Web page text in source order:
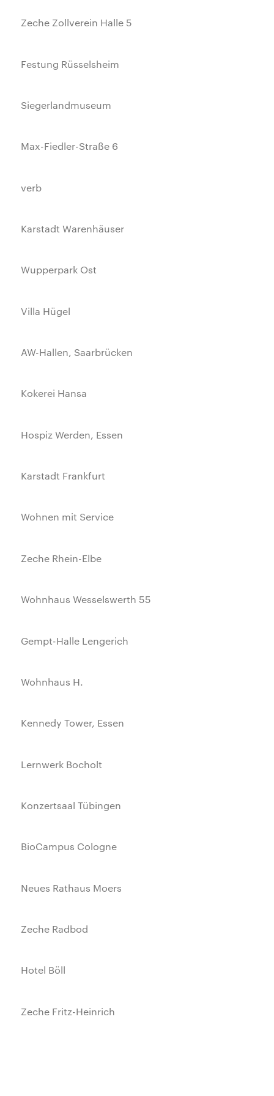
Zeche Zollverein Halle 5
Festung Rüsselsheim
Siegerlandmuseum
Max-Fiedler-Straße 6
verb
Karstadt Warenhäuser
Wupperpark Ost
Villa Hügel
AW-Hallen, Saarbrücken
Kokerei Hansa
Hospiz Werden, Essen
Karstadt Frankfurt
Wohnen mit Service
Zeche Rhein-Elbe
Wohnhaus Wesselswerth 55
Gempt-Halle Lengerich
Wohnhaus H.
Kennedy Tower, Essen
Lernwerk Bocholt
Konzertsaal Tübingen
BioCampus Cologne
Neues Rathaus Moers
Zeche Radbod
Hotel Böll
Zeche Fritz-Heinrich